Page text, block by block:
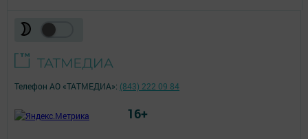
Телефон АО «ТАТМЕДИА»: (843) 222 09 84
16+